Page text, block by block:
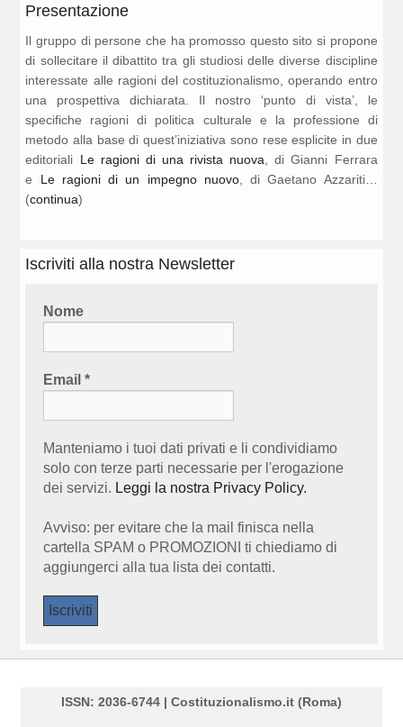
Presentazione
Il gruppo di persone che ha promosso questo sito si propone
di sollecitare il dibattito tra gli studiosi delle diverse discipline
interessate alle ragioni del costituzionalismo, operando entro
una prospettiva dichiarata. Il nostro ‘punto di vista’, le
specifiche ragioni di politica culturale e la professione di
metodo alla base di quest’iniziativa sono rese esplicite in due
editoriali Le ragioni di una rivista nuova , di Gianni Ferrara
e Le ragioni di un impegno nuovo, di Gaetano Azzariti…
(continua)
Iscriviti alla nostra Newsletter
Nome
Email*
Manteniamo i tuoi dati privati e li condividiamo
solo con terze parti necessarie per l'erogazione
dei servizi. Leggi la nostra Privacy Policy.
Avviso: per evitare che la mail finisca nella
cartella SPAM o PROMOZIONI ti chiediamo di
aggiungerci alla tua lista dei contatti.
ISSN: 2036-6744 | Costituzionalismo.it (Roma)